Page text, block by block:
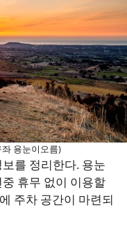
용눈이오름)
를 정리한다. 용눈
휴무 없이 이용할
주차 공간이 마련되